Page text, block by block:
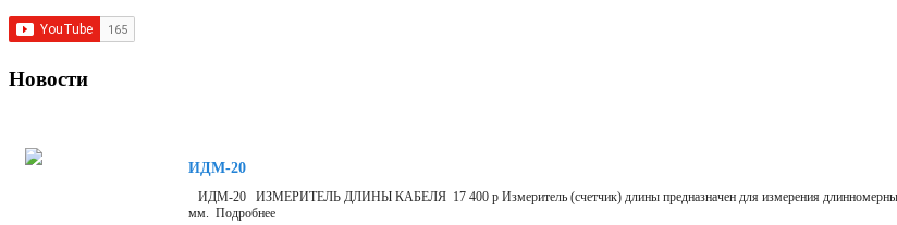
Новости
ИДМ-20
ИДМ-20 ИЗМЕРИТЕЛЬ ДЛИНЫ КАБЕЛЯ 17 400 р Измеритель (счетчик) длины предназначен для измерения длинномерных
мм. Подробнее